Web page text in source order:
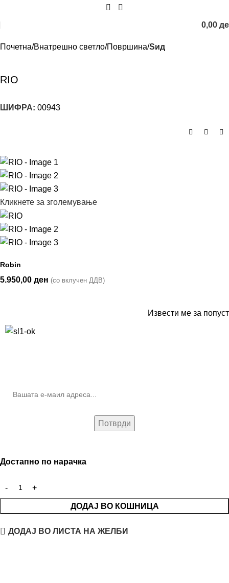
0,00
Почетна Внатрешно светло Површина Sид
RIO
ШИФРА: 00943
Кликнете за зголемување
Robin
5.950,00 ден (со вклучен ДДВ)
Извести ме за попуст
Достапно по нарачка
ДОДАЈ ВО КОШНИЦА
ДОДАЈ ВО ЛИСТА НА ЖЕЛБИ